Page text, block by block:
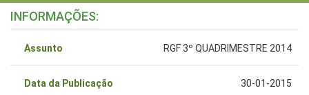
INFORMAÇÕES:
Assunto RGF 3º QUADRIMESTRE 2014
Data da Publicação 30-01-2015